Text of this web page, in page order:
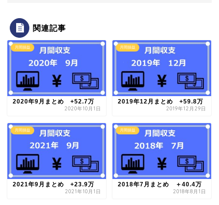
関連記事
月間損益
2020年9月まとめ +52.7万
2020年10月1日
月間損益
2019年12月まとめ +59.8万
2019年12月29日
月間損益
2021年9月まとめ +23.9万
2021年10月1日
月間損益
2018年7月まとめ ＋40.4万
2018年8月1日